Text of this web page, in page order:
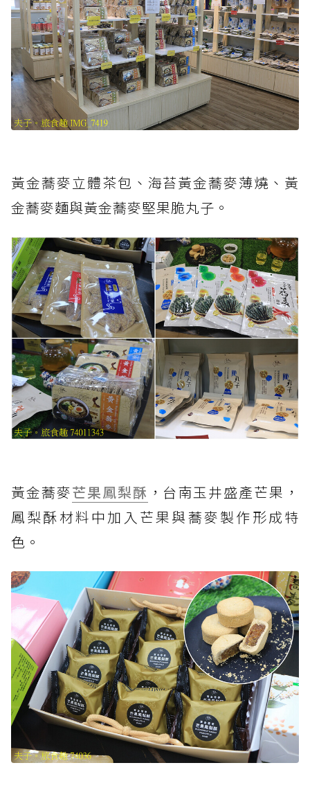
黃金蕎麥立體茶包、海苔黃金蕎麥薄燒、黃
金蕎麥麵與黃金蕎麥堅果脆丸子。
黃金蕎麥芒果鳳梨酥 ，台南玉井盛產芒果，
鳳梨酥材料中加入芒果與蕎麥製作形成特
色。